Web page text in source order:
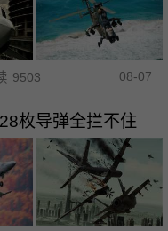
9503 08-07
枚导弹全拦不住